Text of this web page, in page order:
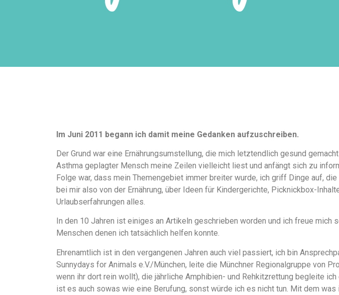
Im Juni 2011 begann ich damit meine Gedanken aufzuschreiben.
Der Grund war eine Ernährungsumstellung, die mich letztendlich gesund
Asthma geplagter Mensch meine Zeilen vielleicht liest und anfängt sich zu
Folge war, dass mein Themengebiet immer breiter wurde, ich griff Dinge auf,
bei mir also von der Ernährung, über Ideen für Kindergerichte, Picknickbox-
Urlaubserfahrungen alles.
In den 10 Jahren ist einiges an Artikeln geschrieben worden und ich freue
Menschen denen ich tatsächlich helfen konnte.
Ehrenamtlich ist in den vergangenen Jahren auch viel passiert, ich bin
Sunnydays for Animals e.V./München, leite die Münchner Regionalgruppe von
wenn ihr dort rein wollt), die jährliche Amphibien- und Rehkitzrettung begleite
ist es auch sowas wie eine Berufung, sonst würde ich es nicht tun. Mit dem